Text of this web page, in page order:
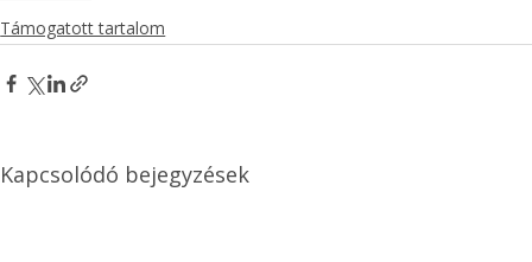
Támogatott tartalom
Kapcsolódó bejegyzések